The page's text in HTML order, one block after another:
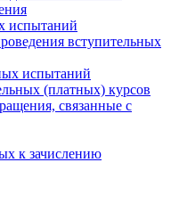
испытаний
вступительных
испытаний
(платных) курсов
связанные с
к зачислению